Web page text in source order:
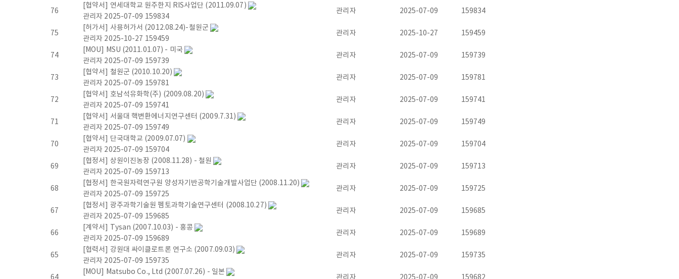
76
[협약서] 연세대학교 원주한지 RIS사업단 (2011.09.07)
관리자 2025-07-09 159834
관리자 2025-07-09 159834
75
[허가서] 사용허가서 (2012.08.24)-철원군
관리자 2025-10-27 159459
관리자 2025-10-27 159459
74
[MOU] MSU (2011.01.07) - 미국
관리자 2025-07-09 159739
관리자 2025-07-09 159739
73
[협약서] 철원군 (2010.10.20)
관리자 2025-07-09 159781
관리자 2025-07-09 159781
72
[협약서] 호남석유화학(주) (2009.08.20)
관리자 2025-07-09 159741
관리자 2025-07-09 159741
71
[협약서] 서울대 핵변환에너지연구센터 (2009.7.31)
관리자 2025-07-09 159749
관리자 2025-07-09 159749
70
[협약서] 단국대학교 (2009.07.07)
관리자 2025-07-09 159704
관리자 2025-07-09 159704
69
[협정서] 상원이진농장 (2008.11.28) - 철원
관리자 2025-07-09 159713
관리자 2025-07-09 159713
68
[협정서] 한국원자력연구원 양성자기반공학기술개발사업단 (2008.11.20)
관리자 2025-07-09 159725
관리자 2025-07-09 159725
67
[협정서] 광주과학기술원 펨토과학기술연구센터 (2008.10.27)
관리자 2025-07-09 159685
관리자 2025-07-09 159685
66
[계약서] Tysan (2007.10.03) - 홍콩
관리자 2025-07-09 159689
관리자 2025-07-09 159689
65
[협력서] 강원대 싸이클로트론 연구소 (2007.09.03)
관리자 2025-07-09 159735
관리자 2025-07-09 159735
64
[MOU] Matsubo Co., Ltd (2007.07.26) - 일본
관리자 2025-07-09 159682